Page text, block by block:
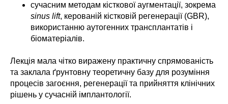
сучасним методам кісткової аугментації, зокрема
sinus lift, керованій кістковій регенерації (GBR),
використанню аутогенних трансплантатів і
біоматеріалів.
Лекція мала чітко виражену практичну спрямованість
та заклала ґрунтовну теоретичну базу для розуміння
процесів загоєння, регенерації та прийняття клінічних
рішень у сучасній імплантології.